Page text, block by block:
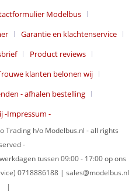
Modelbus
Garantie en klachtenservice
Product reviews
klanten belonen wij
- afhalen bestelling
-Impressum -
Trading h/o Modelbus.nl - all rights
-
tussen 09:00 - 17:00 op ons
0718886188 | sales@modelbus.nl
|